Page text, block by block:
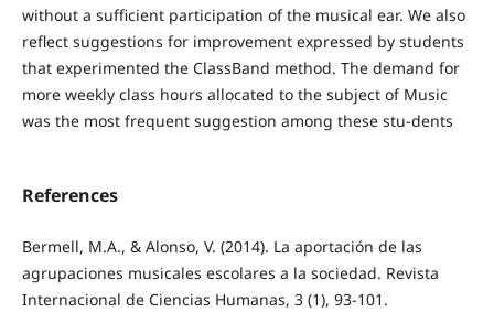
without a sufficient participation of the musical ear. We also
reflect suggestions for improvement expressed by students
that experimented the ClassBand method. The demand for
more weekly class hours allocated to the subject of Music
was the most frequent suggestion among these stu-dents
References
Bermell, M.A., & Alonso, V. (2014). La aportación de las
agrupaciones musicales escolares a la sociedad. Revista
Internacional de Ciencias Humanas, 3 (1), 93-101.